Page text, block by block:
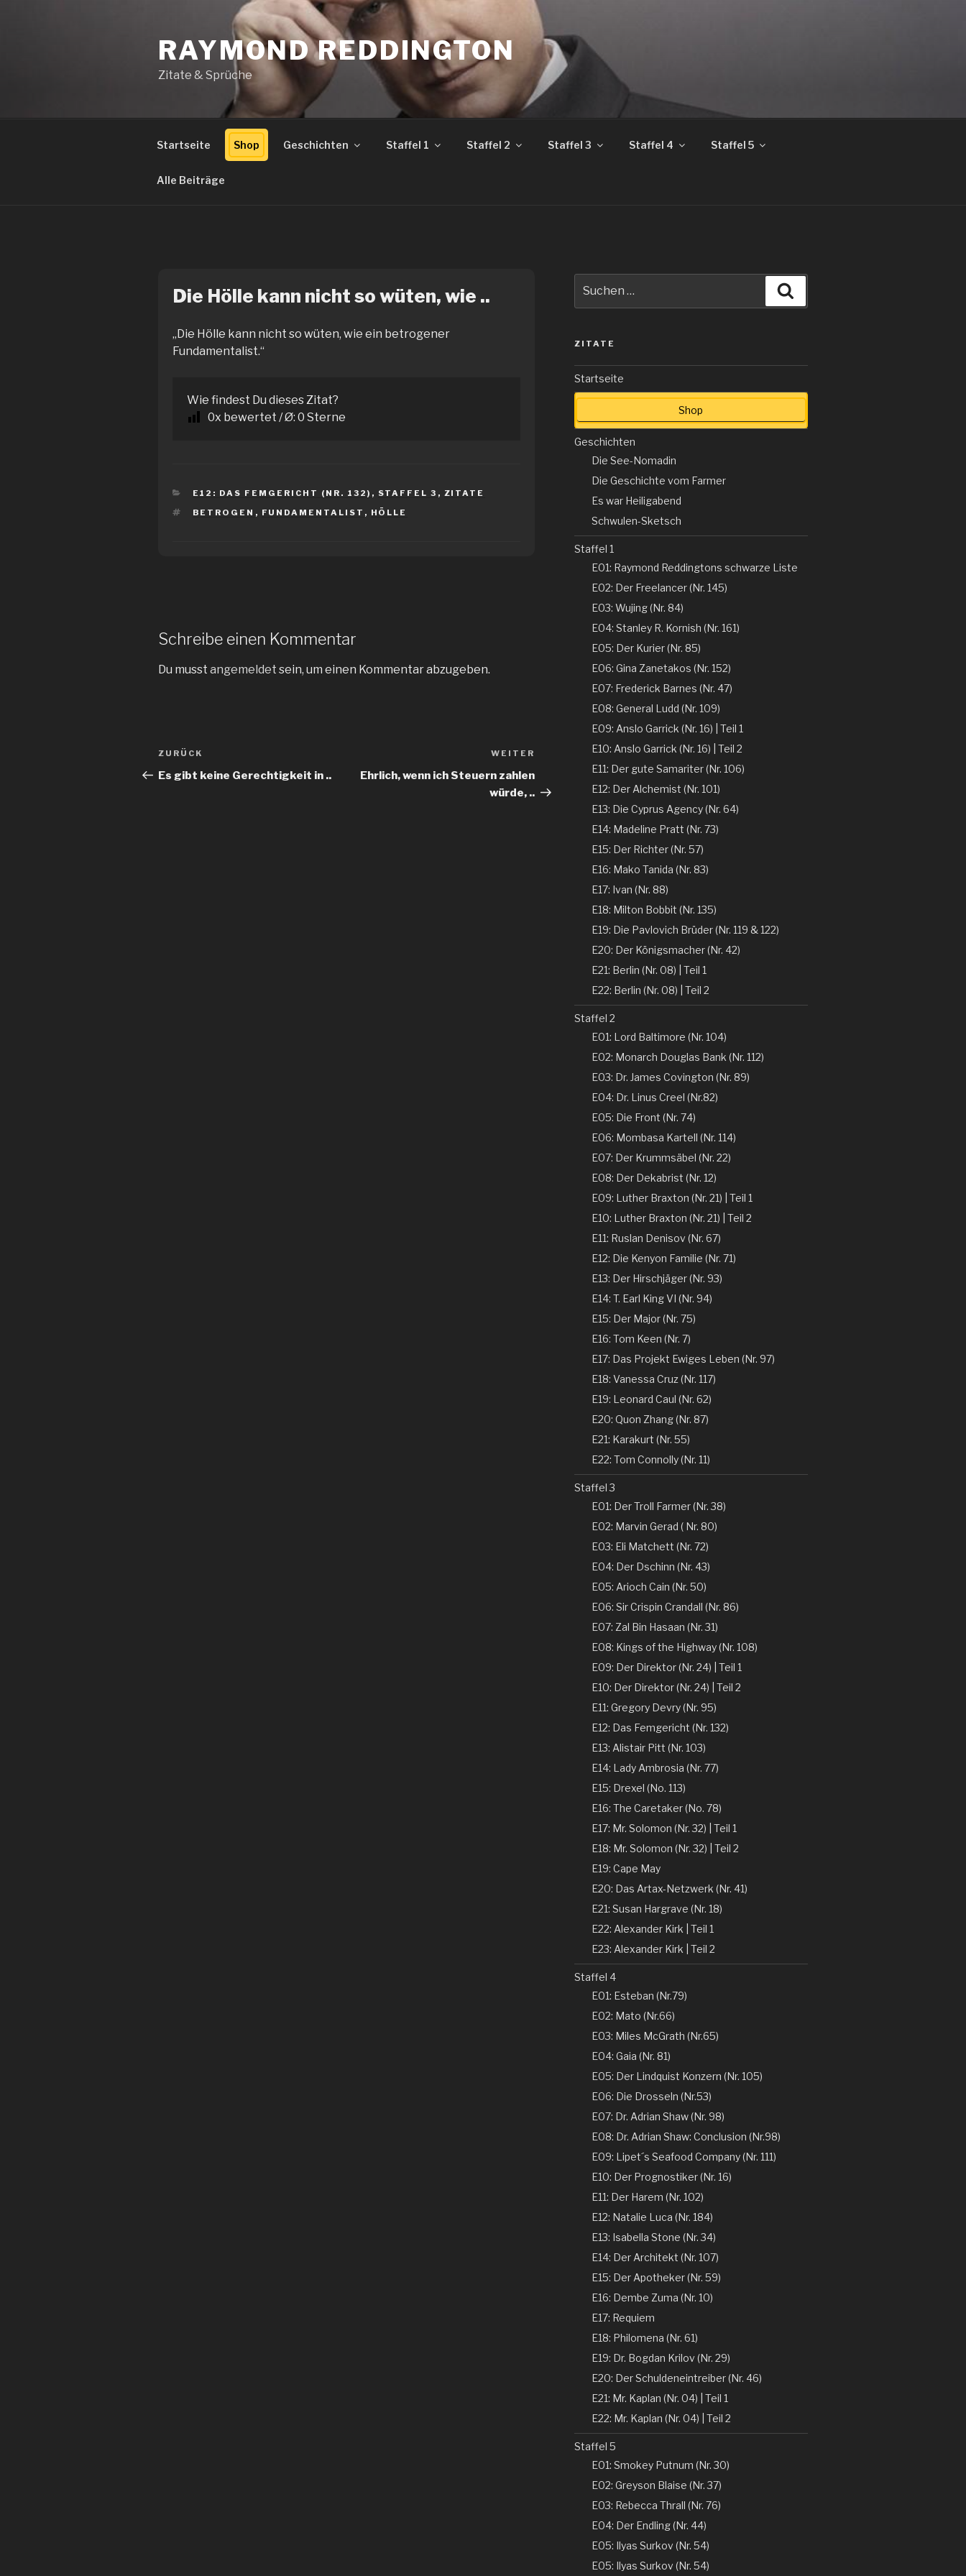
RAYMOND REDDINGTON
Zitate & Sprüche
Startseite Shop Geschichten Staffel 1 Staffel 2 Staffel 3 Staffel 4 Staffel 5
Alle Beiträge
Die Hölle kann nicht so wüten, wie ..
„Die Hölle kann nicht so wüten, wie ein betrogener
Fundamentalist.“
Wie findest Du dieses Zitat?
0x bewertet / Ø: 0 Sterne
KATEGORIEN
E12: DAS FEMGERICHT (NR. 132) , STAFFEL 3 , ZITATE
SCHLAGWÖRTER
BETROGEN , FUNDAMENTALIST , HÖLLE
Schreibe einen Kommentar
Du musst angemeldet sein, um einen Kommentar abzugeben.
Beitragsnavigation
Vorheriger
Beitrag
ZURÜCK
Es gibt keine Gerechtigkeit in ..
Beitrag
WEITER
Ehrlich, wenn ich Steuern zahlen
würde, ..
nach:
ZITATE
Startseite
Shop
Geschichten
Die See-Nomadin
Die Geschichte vom Farmer
Es war Heiligabend
Schwulen-Sketsch
Staffel 1
E01: Raymond Reddingtons schwarze Liste
E02: Der Freelancer (Nr. 145)
E03: Wujing (Nr. 84)
E04: Stanley R. Kornish (Nr. 161)
E05: Der Kurier (Nr. 85)
E06: Gina Zanetakos (Nr. 152)
E07: Frederick Barnes (Nr. 47)
E08: General Ludd (Nr. 109)
E09: Anslo Garrick (Nr. 16) | Teil 1
E10: Anslo Garrick (Nr. 16) | Teil 2
E11: Der gute Samariter (Nr. 106)
E12: Der Alchemist (Nr. 101)
E13: Die Cyprus Agency (Nr. 64)
E14: Madeline Pratt (Nr. 73)
E15: Der Richter (Nr. 57)
E16: Mako Tanida (Nr. 83)
E17: Ivan (Nr. 88)
E18: Milton Bobbit (Nr. 135)
E19: Die Pavlovich Brüder (Nr. 119 & 122)
E20: Der Königsmacher (Nr. 42)
E21: Berlin (Nr. 08) | Teil 1
E22: Berlin (Nr. 08) | Teil 2
Staffel 2
E01: Lord Baltimore (Nr. 104)
E02: Monarch Douglas Bank (Nr. 112)
E03: Dr. James Covington (Nr. 89)
E04: Dr. Linus Creel (Nr.82)
E05: Die Front (Nr. 74)
E06: Mombasa Kartell (Nr. 114)
E07: Der Krummsäbel (Nr. 22)
E08: Der Dekabrist (Nr. 12)
E09: Luther Braxton (Nr. 21) | Teil 1
E10: Luther Braxton (Nr. 21) | Teil 2
E11: Ruslan Denisov (Nr. 67)
E12: Die Kenyon Familie (Nr. 71)
E13: Der Hirschjäger (Nr. 93)
E14: T. Earl King VI (Nr. 94)
E15: Der Major (Nr. 75)
E16: Tom Keen (Nr. 7)
E17: Das Projekt Ewiges Leben (Nr. 97)
E18: Vanessa Cruz (Nr. 117)
E19: Leonard Caul (Nr. 62)
E20: Quon Zhang (Nr. 87)
E21: Karakurt (Nr. 55)
E22: Tom Connolly (Nr. 11)
Staffel 3
E01: Der Troll Farmer (Nr. 38)
E02: Marvin Gerad ( Nr. 80)
E03: Eli Matchett (Nr. 72)
E04: Der Dschinn (Nr. 43)
E05: Arioch Cain (Nr. 50)
E06: Sir Crispin Crandall (Nr. 86)
E07: Zal Bin Hasaan (Nr. 31)
E08: Kings of the Highway (Nr. 108)
E09: Der Direktor (Nr. 24) | Teil 1
E10: Der Direktor (Nr. 24) | Teil 2
E11: Gregory Devry (Nr. 95)
E12: Das Femgericht (Nr. 132)
E13: Alistair Pitt (Nr. 103)
E14: Lady Ambrosia (Nr. 77)
E15: Drexel (No. 113)
E16: The Caretaker (No. 78)
E17: Mr. Solomon (Nr. 32) | Teil 1
E18: Mr. Solomon (Nr. 32) | Teil 2
E19: Cape May
E20: Das Artax-Netzwerk (Nr. 41)
E21: Susan Hargrave (Nr. 18)
E22: Alexander Kirk | Teil 1
E23: Alexander Kirk | Teil 2
Staffel 4
E01: Esteban (Nr.79)
E02: Mato (Nr.66)
E03: Miles McGrath (Nr.65)
E04: Gaia (Nr. 81)
E05: Der Lindquist Konzern (Nr. 105)
E06: Die Drosseln (Nr.53)
E07: Dr. Adrian Shaw (Nr. 98)
E08: Dr. Adrian Shaw: Conclusion (Nr.98)
E09: Lipet´s Seafood Company (Nr. 111)
E10: Der Prognostiker (Nr. 16)
E11: Der Harem (Nr. 102)
E12: Natalie Luca (Nr. 184)
E13: Isabella Stone (Nr. 34)
E14: Der Architekt (Nr. 107)
E15: Der Apotheker (Nr. 59)
E16: Dembe Zuma (Nr. 10)
E17: Requiem
E18: Philomena (Nr. 61)
E19: Dr. Bogdan Krilov (Nr. 29)
E20: Der Schuldeneintreiber (Nr. 46)
E21: Mr. Kaplan (Nr. 04) | Teil 1
E22: Mr. Kaplan (Nr. 04) | Teil 2
Staffel 5
E01: Smokey Putnum (Nr. 30)
E02: Greyson Blaise (Nr. 37)
E03: Rebecca Thrall (Nr. 76)
E04: Der Endling (Nr. 44)
E05: Ilyas Surkov (Nr. 54)
E05: Ilyas Surkov (Nr. 54)